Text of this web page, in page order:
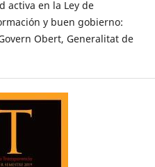
activa en la Ley de
y buen gobierno:
Obert, Generalitat de